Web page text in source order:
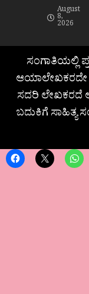
August
8,
2026
ಸಂಗಾತಿಯಲ್ಲಿ
ಆಯಾಲೇಖಕರದೇ
ಸದರಿ ಲೇಖಕರದೆ
ಬದುಕಿಗೆ ಸಾಹಿತ್ಯ